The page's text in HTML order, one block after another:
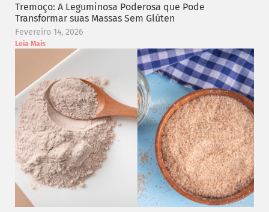
Tremoço: A Leguminosa Poderosa que Pode
Transformar suas Massas Sem Glúten
Fevereiro 14, 2026
Leia Mais